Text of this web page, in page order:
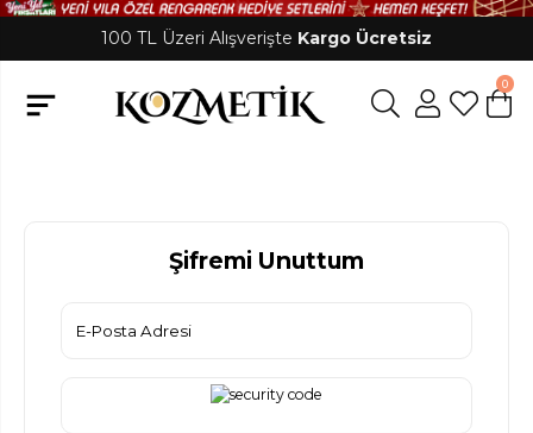
100 TL Üzeri Alışverişte Kargo Ücretsiz
0
Şifremi Unuttum